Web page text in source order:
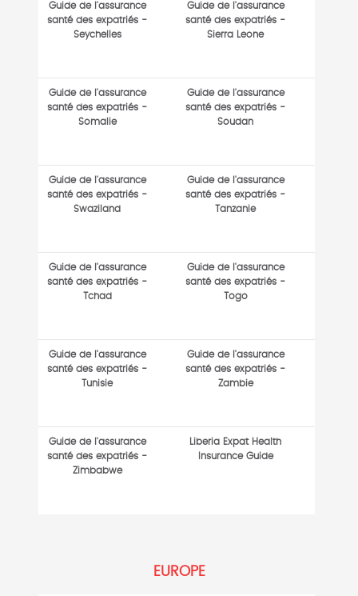
Guide de l'assurance
santé des expatriés -
Seychelles
Guide de l'assurance
santé des expatriés -
Sierra Leone
Guide de l'assurance
santé des expatriés -
Somalie
Guide de l'assurance
santé des expatriés -
Soudan
Guide de l'assurance
santé des expatriés -
Swaziland
Guide de l'assurance
santé des expatriés -
Tanzanie
Guide de l'assurance
santé des expatriés -
Tchad
Guide de l'assurance
santé des expatriés -
Togo
Guide de l'assurance
santé des expatriés -
Tunisie
Guide de l'assurance
santé des expatriés -
Zambie
Guide de l'assurance
santé des expatriés -
Zimbabwe
Liberia Expat Health
Insurance Guide
EUROPE